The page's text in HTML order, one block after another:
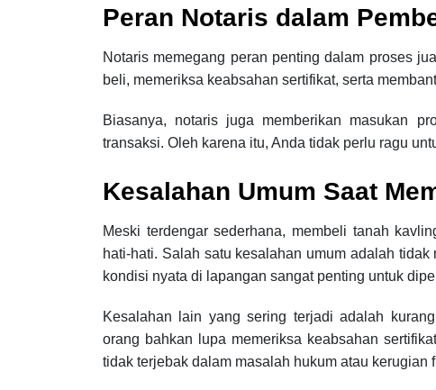
Peran Notaris dalam
Notaris memegang peran penting dalam proses
beli, memeriksa keabsahan sertifikat, serta
Biasanya, notaris juga memberikan masukan
transaksi. Oleh karena itu, Anda tidak perlu ragu
Kesalahan Umum Saat
Meski terdengar sederhana, membeli tanah
hati-hati. Salah satu kesalahan umum adalah
kondisi nyata di lapangan sangat penting untuk
Kesalahan lain yang sering terjadi adalah
orang bahkan lupa memeriksa keabsahan
tidak terjebak dalam masalah hukum atau kerugian